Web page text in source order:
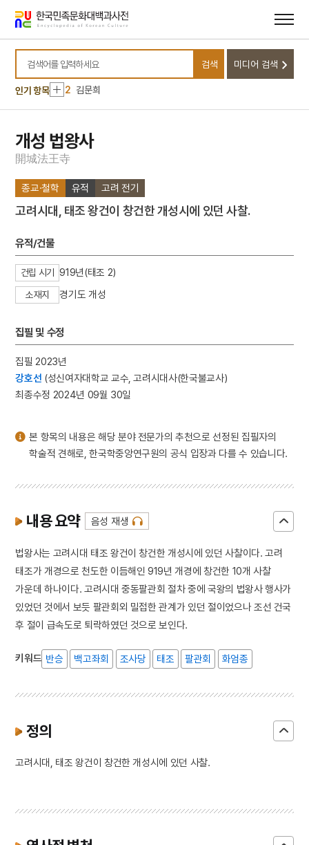
바로가기
바로가기
검색어를 입력하세요
검색 미디어 검색
인기 항목
10 3·1운동
1 금성대군
2 김문희
3 금강산
4 마니산
5 외삼촌
북조선임시인민위원회
8 삼
10 3·1운동
1 금성대군
2
김문희
5
6 등대
7
북조선임시인민위원회
9 정감록
개성 법왕사
開城法王寺
종교·철학 유적 고려 전기
고려시대, 태조 왕건이 창건한 개성시에 있던 사찰.
유적/건물
건립 시기 919년(태조 2)
소재지 경기도 개성
집필 및 수정
집필 2023년
강호선 (성신여자대학교 교수, 고려시대사(한국불교사)
최종수정 2024년 09월 30일
본 항목의 내용은 해당 분야 전문가의 추천으로 선정된 집필자의
학술적 견해로, 한국학중앙연구원의 공식 입장과 다를 수 있습니다.
내용 요약 음성 재생
법왕사는 고려시대 태조 왕건이 창건한 개성시에 있던 사찰이다. 고려
태조가 개경으로 천도한 이듬해인 919년 개경에 창건한 10개 사찰
가운데 하나이다. 고려시대 중동팔관회 절차 중에 국왕의 법왕사 행사가
있었던 것에서 보듯 팔관회외 밀접한 관계가 있던 절이었으나 조선 건국
후 절이 급속도로 퇴락하였던 것으로 보인다.
키워드 반승 백고좌회 조사당 태조 팔관회 화엄종
정의
고려시대, 태조 왕건이 창건한 개성시에 있던 사찰.